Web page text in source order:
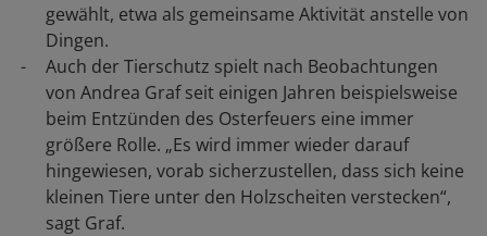
gewählt, etwa als gemeinsame Aktivität anstelle von
Dingen.
Auch der Tierschutz spielt nach Beobachtungen
von Andrea Graf seit einigen Jahren beispielsweise
beim Entzünden des Osterfeuers eine immer
größere Rolle. „Es wird immer wieder darauf
hingewiesen, vorab sicherzustellen, dass sich keine
kleinen Tiere unter den Holzscheiten verstecken“,
sagt Graf.